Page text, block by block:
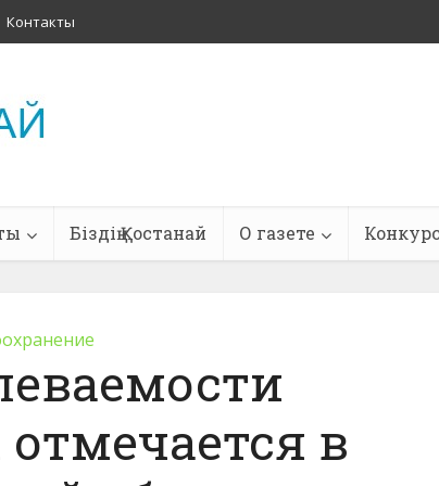
Контакты
Біздің Қостанай О газете
в